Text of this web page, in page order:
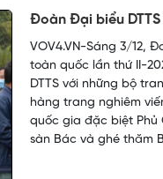
Đoàn Đại biểu
VOV4.VN-Sáng 3/12,
toàn quốc lần thứ II-
DTTS với những bộ
hàng trang nghiêm
quốc gia đặc biệt Phủ
sàn Bác và ghé thăm